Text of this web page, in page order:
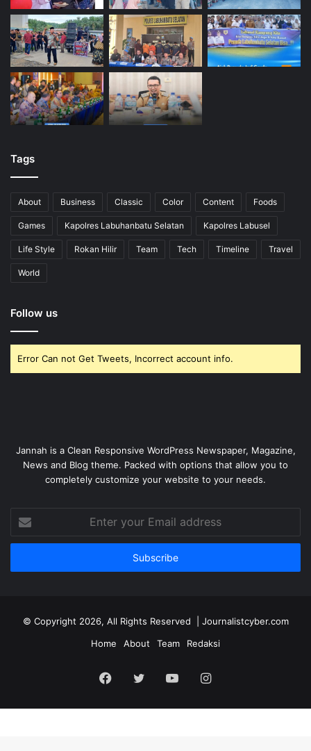
Tags
About Business Classic Color Content Foods
Games Kapolres Labuhanbatu Selatan Kapolres Labusel
Life Style Rokan Hilir Team Tech Timeline Travel
World
Follow us
Error Can not Get Tweets, Incorrect account info.
Jannah is a Clean Responsive WordPress Newspaper, Magazine,
News and Blog theme. Packed with options that allow you to
completely customize your website to your needs.
your
Email
© Copyright 2026, All Rights Reserved | Journalistcyber.com
Home
About Team Redaksi
Facebook
TwitterYouTubeInstagram